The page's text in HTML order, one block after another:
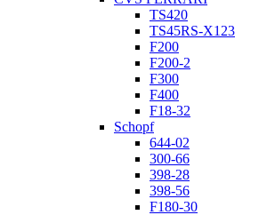
TS420
TS45RS-X123
F200
F200-2
F300
F400
F18-32
Schopf
644-02
300-66
398-28
398-56
F180-30